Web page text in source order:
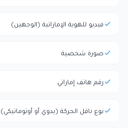
فيديو للهوية الإماراتية (الوجهين)
صورة شخصية
رقم هاتف إماراتي
نوع ناقل الحركة (يدوي أو أوتوماتيكي)